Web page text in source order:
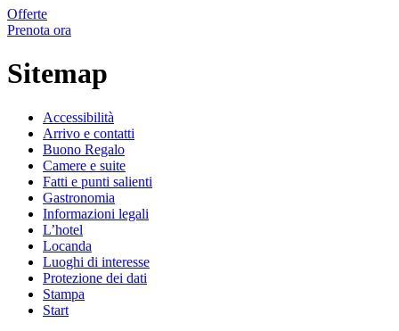
Offerte
Prenota ora
Sitemap
Accessibilità
Arrivo e contatti
Buono Regalo
Camere e suite
Fatti e punti salienti
Gastronomia
Informazioni legali
L’hotel
Locanda
Luoghi di interesse
Protezione dei dati
Stampa
Start